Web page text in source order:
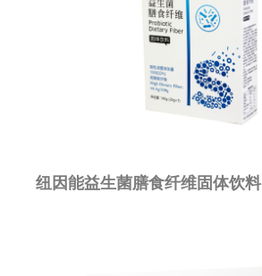
纽因能益生菌膳食纤维固体饮料